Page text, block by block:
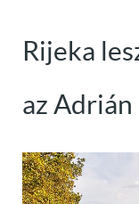
Rijeka
az Adrián